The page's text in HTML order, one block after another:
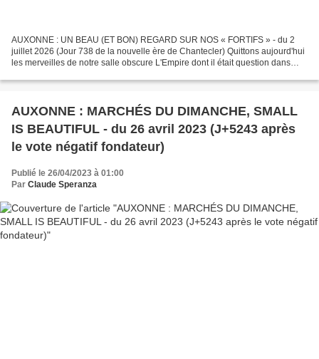
AUXONNE : UN BEAU (ET BON) REGARD SUR NOS « FORTIFS » - du 2
juillet 2026 (Jour 738 de la nouvelle ère de Chantecler) Quittons aujourd'hui
les merveilles de notre salle obscure L'Empire dont il était question dans
AUXONNE : MARCHÉS DU DIMANCHE, SMALL
IS BEAUTIFUL - du 26 avril 2023 (J+5243 après
le vote négatif fondateur)
Publié le 26/04/2023 à 01:00
Par Claude Speranza